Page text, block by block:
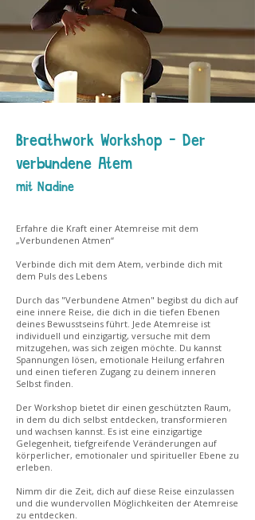
Breathwork Workshop - Der
verbundene Atem
mit Nadine
Erfahre die Kraft einer Atemreise mit dem
„Verbundenen Atmen“
​Verbinde dich mit dem Atem, verbinde dich mit
dem Puls des Lebens
Durch das "Verbundene Atmen" begibst du dich auf
eine innere Reise, die dich in die tiefen Ebenen
deines Bewusstseins führt. Jede Atemreise ist
individuell und einzigartig, versuche mit dem
mitzugehen, was sich zeigen möchte. Du kannst
Spannungen lösen, emotionale Heilung erfahren
und einen tieferen Zugang zu deinem inneren
Selbst finden.
Der Workshop bietet dir einen geschützten Raum,
in dem du dich selbst entdecken, transformieren
und wachsen kannst. Es ist eine einzigartige
Gelegenheit, tiefgreifende Veränderungen auf
körperlicher, emotionaler und spiritueller Ebene zu
erleben.
Nimm dir die Zeit, dich auf diese Reise einzulassen
und die wundervollen Möglichkeiten der Atemreise
zu entdecken.